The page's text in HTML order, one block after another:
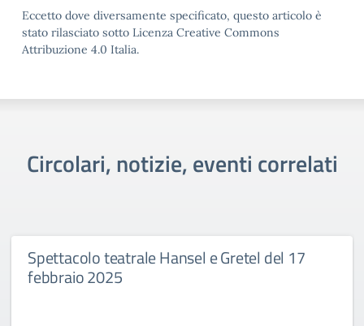
Eccetto dove diversamente specificato, questo articolo è
stato rilasciato sotto Licenza Creative Commons
Attribuzione 4.0 Italia.
Circolari, notizie, eventi correlati
Spettacolo teatrale Hansel e Gretel del 17
febbraio 2025